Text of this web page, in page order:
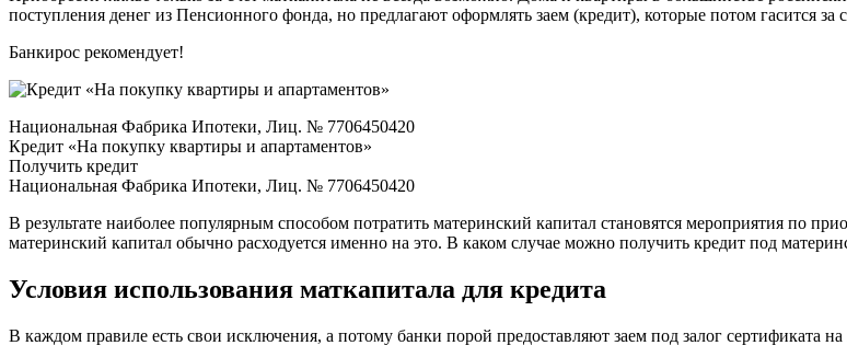
поступления денег из Пенсионного фонда, но предлагают оформлять заем (кредит), которые потом гасится за
Банкирос рекомендует!
Национальная Фабрика Ипотеки, Лиц. № 7706450420
Кредит «На покупку квартиры и апартаментов»
Получить кредит
Национальная Фабрика Ипотеки, Лиц. № 7706450420
В результате наиболее популярным способом потратить материнский капитал становятся мероприятия по
материнский капитал обычно расходуется именно на это. В каком случае можно получить кредит под
Условия использования маткапитала для кредита
В каждом правиле есть свои исключения, а потому банки порой предоставляют заем под залог сертификата